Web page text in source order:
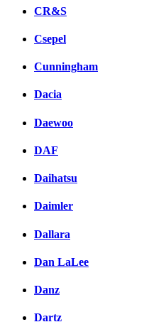
CR&S
Csepel
Cunningham
Dacia
Daewoo
DAF
Daihatsu
Daimler
Dallara
Dan LaLee
Danz
Dartz